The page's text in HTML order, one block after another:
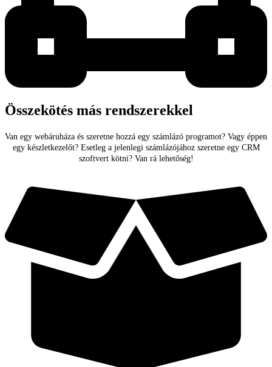
Összekötés más rendszerekkel
Van egy webáruháza és szeretne hozzá egy számlázó programot? Vagy éppen
egy készletkezelőt? Esetleg a jelenlegi számlázójához szeretne egy CRM
szoftvert kötni? Van rá lehetőség!